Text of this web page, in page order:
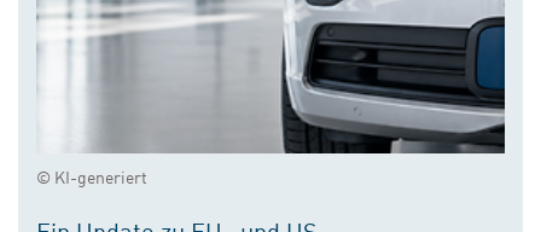
© KI-generiert